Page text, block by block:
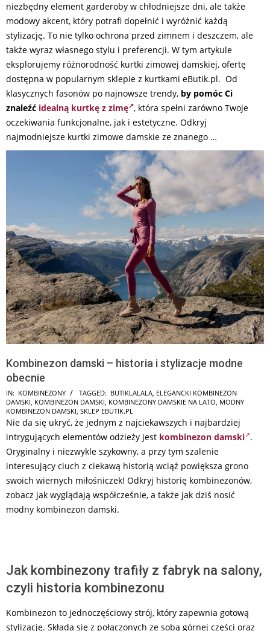
niezbędny element garderoby w chłodniejsze dni, ale także
modowy akcent, który potrafi dopełnić i wyróżnić każdą
stylizację. To nie tylko ochrona przed zimnem i deszczem, ale
także wyraz własnego stylu i preferencji. W tym artykule
eksplorujemy różnorodność kurtki zimowej damskiej, ofertę
dostępna w popularnym sklepie z kurtkami eButik.pl. Od
klasycznych fasonów po najnowsze trendy, by pomóc Ci
znaleźć idealną kurtkę z zimę , która spełni zarówno Twoje
oczekiwania funkcjonalne, jak i estetyczne. Odkryj
najmodniejsze kurtki zimowe damskie ze znanego …
Kombinezon damski – historia i stylizacje modne
obecnie
2026-
07-
15
IN: KOMBINEZONY TAGGED: BUTIKLALALA, ELEGANCKI KOMBINEZON
DAMSKI, KOMBINEZON DAMSKI, KOMBINEZONY DAMSKIE NA LATO, MODNY
KOMBINEZON DAMSKI, SKLEP EBUTIK.PL
Nie da się ukryć, że jednym z najciekawszych i najbardziej
intrygujących elementów odzieży jest kombinezon damski .
Oryginalny i niezwykle szykowny, a przy tym szalenie
interesujący ciuch z ciekawą historią wciąż powiększa grono
swoich wiernych miłośniczek! Odkryj historię kombinezonów,
zobacz jak wyglądają współcześnie, a także jak dziś nosić
modny kombinezon damski.
Jak kombinezony trafiły z fabryk na salony,
czyli historia kombinezonu
Kombinezon to jednoczęściowy strój, który zapewnia gotową
stylizację. Składa się z połączonych ze sobą górnej części oraz